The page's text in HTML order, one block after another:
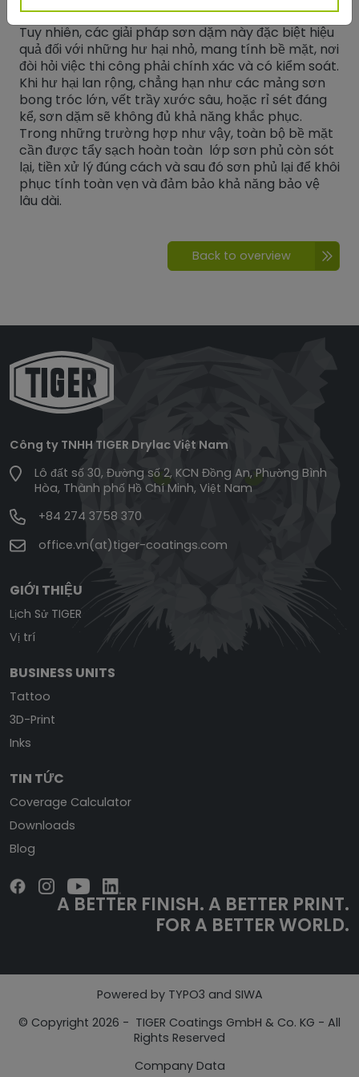
Tuy nhiên, các giải pháp sơn dặm này đặc biệt hiệu
quả đối với những hư hại nhỏ, mang tính bề mặt, nơi
đòi hỏi việc thi công phải chính xác và có kiểm soát.
Khi hư hại lan rộng, chẳng hạn như các mảng sơn
bong tróc lớn, vết trầy xước sâu, hoặc rỉ sét đáng
kể, sơn dặm sẽ không đủ khả năng khắc phục.
Trong những trường hợp như vậy, toàn bộ bề mặt
cần được tẩy sạch hoàn toàn lớp sơn phủ còn sót
lại, tiền xử lý đúng cách và sau đó sơn phủ lại để khôi
phục tính toàn vẹn và đảm bảo khả năng bảo vệ
lâu dài.
Back to overview
Công ty TNHH TIGER Drylac Việt Nam
Lô đất số 30, Đường số 2, KCN Đồng An, Phường Bình
Hòa, Thành phố Hồ Chí Minh, Việt Nam
+84 274 3758 370
office.vn(at)tiger-coatings.com
GIỚI THIỆU
Lịch Sử TIGER
Vị trí
BUSINESS UNITS
Tattoo
3D-Print
Inks
TIN TỨC
Coverage Calculator
Downloads
Blog
A BETTER FINISH.A BETTER PRINT.
FOR A BETTER WORLD.
Powered by TYPO3 and SIWA
© Copyright 2026 - TIGER Coatings GmbH & Co. KG - All
Rights Reserved
Company Data